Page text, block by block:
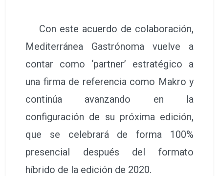
Con este acuerdo de colaboración,
Mediterránea Gastrónoma vuelve a
contar como ‘partner’ estratégico a
una firma de referencia como Makro y
continúa avanzando en la
configuración de su próxima edición,
que se celebrará de forma 100%
presencial después del formato
híbrido de la edición de 2020.